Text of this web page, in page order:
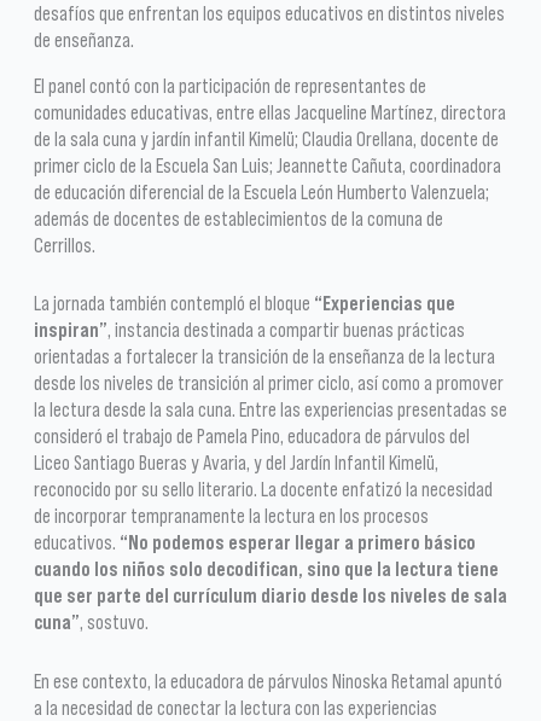
desafíos que enfrentan los equipos educativos en distintos niveles
de enseñanza.
El panel contó con la participación de representantes de
comunidades educativas, entre ellas Jacqueline Martínez, directora
de la sala cuna y jardín infantil Kimelü; Claudia Orellana, docente de
primer ciclo de la Escuela San Luis; Jeannette Cañuta, coordinadora
de educación diferencial de la Escuela León Humberto Valenzuela;
además de docentes de establecimientos de la comuna de
Cerrillos.
La jornada también contempló el bloque “Experiencias que
inspiran”, instancia destinada a compartir buenas prácticas
orientadas a fortalecer la transición de la enseñanza de la lectura
desde los niveles de transición al primer ciclo, así como a promover
la lectura desde la sala cuna. Entre las experiencias presentadas se
consideró el trabajo de Pamela Pino, educadora de párvulos del
Liceo Santiago Bueras y Avaria, y del Jardín Infantil Kimelü,
reconocido por su sello literario. La docente enfatizó la necesidad
de incorporar tempranamente la lectura en los procesos
educativos. “No podemos esperar llegar a primero básico
cuando los niños solo decodifican, sino que la lectura tiene
que ser parte del currículum diario desde los niveles de sala
cuna”, sostuvo.
En ese contexto, la educadora de párvulos Ninoska Retamal apuntó
a la necesidad de conectar la lectura con las experiencias